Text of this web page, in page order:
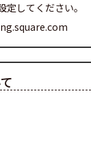
してください。